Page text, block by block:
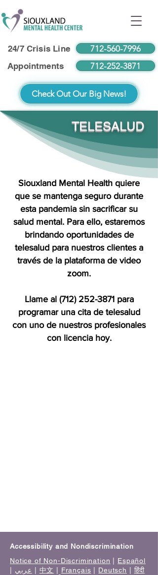
24/7 Crisis Line
712-560-7996
Appointments
712-252-3871
Check Out Our Big News!
TELESALUD
Siouxland Mental Health quiere
que se mantenga seguro durante
esta pandemia sin sacrificar su
salud mental. Para ello, estaremos
brindando oportunidades de
telesalud para nuestros clientes a
través de la plataforma de video
zoom.
Llame al (712) 252-3871para
programar una cita de telesalud
con uno de nuestros profesionales
con licencia hoy.
Accessibility and Nondiscrimination
Notice of Non-Discrimination
Español
عربي 中文 Français Deutsch
हिंदी